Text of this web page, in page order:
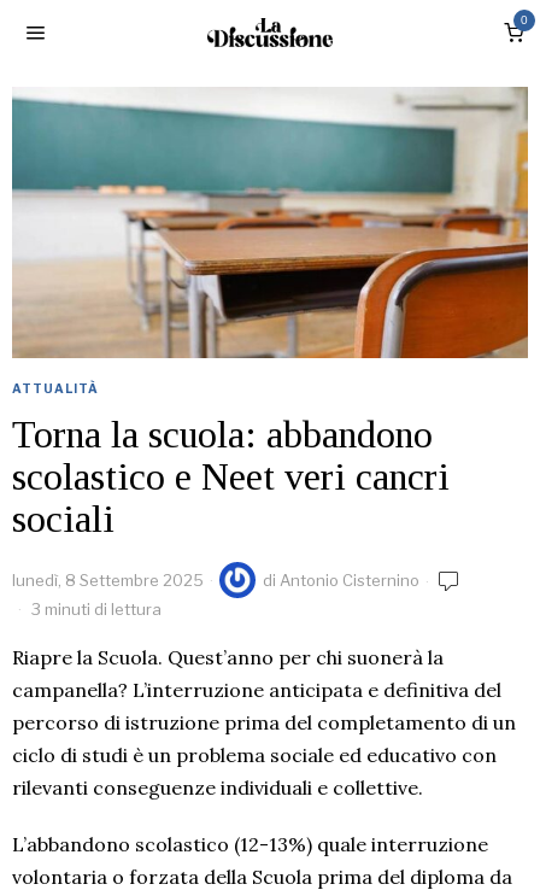
0
ATTUALITÀ
Torna la scuola: abbandono
scolastico e Neet veri cancri
sociali
lunedì, 8 Settembre 2025 di Antonio Cisternino
3 minuti di lettura
Riapre la Scuola. Quest’anno per chi suonerà la
campanella? L’interruzione anticipata e definitiva del
percorso di istruzione prima del completamento di un
ciclo di studi è un problema sociale ed educativo con
rilevanti conseguenze individuali e collettive.
L’abbandono scolastico (12-13%) quale interruzione
volontaria o forzata della Scuola prima del diploma da